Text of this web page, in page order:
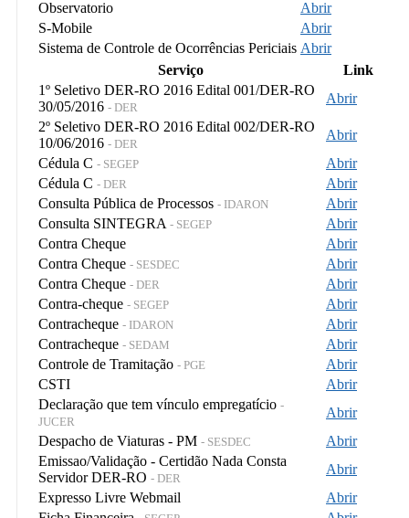
Observatorio
Abrir
S-Mobile
Abrir
Sistema de Controle de Ocorrências Periciais Abrir
Serviço
Link
1º Seletivo DER-RO 2016 Edital 001/DER-RO
30/05/2016 - DER
Abrir
2º Seletivo DER-RO 2016 Edital 002/DER-RO
10/06/2016 - DER
Abrir
Cédula C - SEGEP
Abrir
Cédula C - DER
Abrir
Consulta Pública de Processos - IDARON
Abrir
Consulta SINTEGRA - SEGEP
Abrir
Contra Cheque
Abrir
Contra Cheque - SESDEC
Abrir
Contra Cheque - DER
Abrir
Contra-cheque - SEGEP
Abrir
Contracheque - IDARON
Abrir
Contracheque - SEDAM
Abrir
Controle de Tramitação - PGE
Abrir
CSTI
Abrir
Declaração que tem vínculo empregatício -
JUCER
Abrir
Despacho de Viaturas - PM - SESDEC
Abrir
Emissao/Validação - Certidão Nada Consta
Servidor DER-RO - DER
Abrir
Expresso Livre Webmail
Abrir